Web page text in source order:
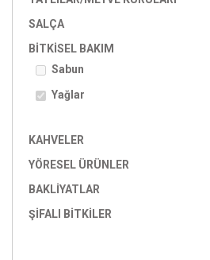
SALÇA
BITKISEL BAKIM
Sabun
Yağlar
KAHVELER
YÖRESEL ÜRÜNLER
BAKLIYATLAR
ŞIFALI BITKILER